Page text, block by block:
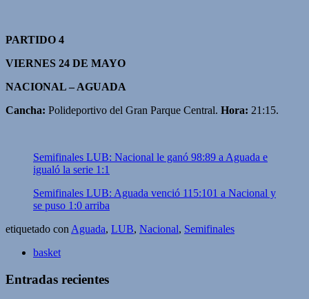
PARTIDO 4
VIERNES 24 DE MAYO
NACIONAL – AGUADA
Cancha: Polideportivo del Gran Parque Central. Hora: 21:15.
Semifinales LUB: Nacional le ganó 98:89 a Aguada e
igualó la serie 1:1
Semifinales LUB: Aguada venció 115:101 a Nacional y
se puso 1:0 arriba
etiquetado conAguada, LUB, Nacional, Semifinales
basket
Entradas recientes